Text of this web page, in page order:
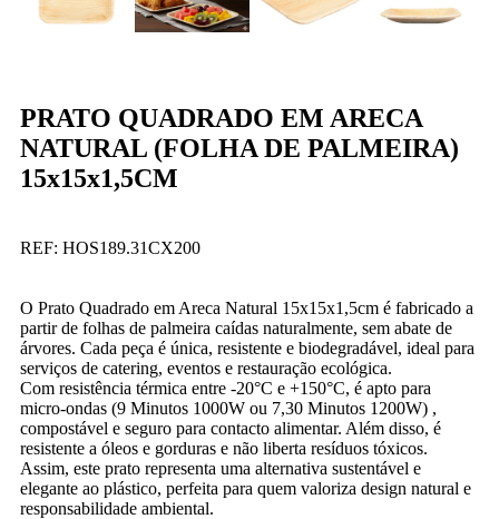
PRATO QUADRADO EM ARECA
NATURAL (FOLHA DE PALMEIRA)
15x15x1,5CM
REF: HOS189.31CX200
O Prato Quadrado em Areca Natural 15x15x1,5cm é fabricado a
partir de folhas de palmeira caídas naturalmente, sem abate de
árvores. Cada peça é única, resistente e biodegradável, ideal para
serviços de catering, eventos e restauração ecológica.
Com resistência térmica entre -20°C e +150°C, é apto para
micro-ondas (9 Minutos 1000W ou 7,30 Minutos 1200W) ,
compostável e seguro para contacto alimentar. Além disso, é
resistente a óleos e gorduras e não liberta resíduos tóxicos.
Assim, este prato representa uma alternativa sustentável e
elegante ao plástico, perfeita para quem valoriza design natural e
responsabilidade ambiental.